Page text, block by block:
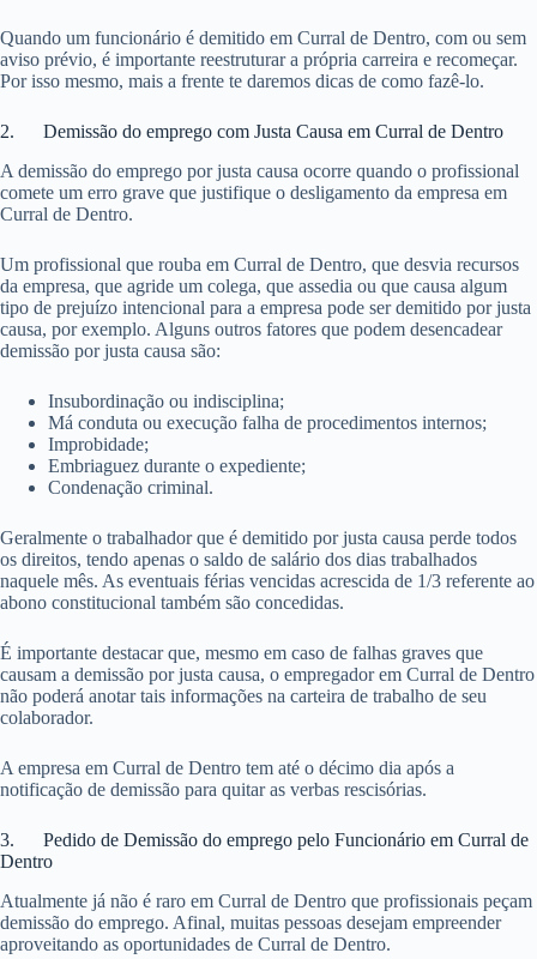
Quando um funcionário é demitido em Curral de Dentro, com ou sem
aviso prévio, é importante reestruturar a própria carreira e recomeçar.
Por isso mesmo, mais a frente te daremos dicas de como fazê-lo.
2. Demissão do emprego com Justa Causa em Curral de Dentro
A demissão do emprego por justa causa ocorre quando o profissional
comete um erro grave que justifique o desligamento da empresa em
Curral de Dentro.
Um profissional que rouba em Curral de Dentro, que desvia recursos
da empresa, que agride um colega, que assedia ou que causa algum
tipo de prejuízo intencional para a empresa pode ser demitido por justa
causa, por exemplo. Alguns outros fatores que podem desencadear
demissão por justa causa são:
Insubordinação ou indisciplina;
Má conduta ou execução falha de procedimentos internos;
Improbidade;
Embriaguez durante o expediente;
Condenação criminal.
Geralmente o trabalhador que é demitido por justa causa perde todos
os direitos, tendo apenas o saldo de salário dos dias trabalhados
naquele mês. As eventuais férias vencidas acrescida de 1/3 referente ao
abono constitucional também são concedidas.
É importante destacar que, mesmo em caso de falhas graves que
causam a demissão por justa causa, o empregador em Curral de Dentro
não poderá anotar tais informações na carteira de trabalho de seu
colaborador.
A empresa em Curral de Dentro tem até o décimo dia após a
notificação de demissão para quitar as verbas rescisórias.
3. Pedido de Demissão do emprego pelo Funcionário em Curral de
Dentro
Atualmente já não é raro em Curral de Dentro que profissionais peçam
demissão do emprego. Afinal, muitas pessoas desejam empreender
aproveitando as oportunidades de Curral de Dentro.